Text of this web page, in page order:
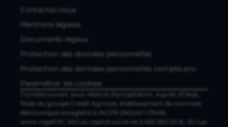
Contactez-nous
Mentions légales
Documents légaux
Protection des données personnelles
Protection des données personnelles compte pro
Paramétrer les cookies
Compte ouvert, sous réserve d'acceptation, auprès d'Okali,
filiale du groupe Crédit Agricole, établissement de monnaie
électronique enregistré à l'ACPR (REGAFI 17448,
www.regafi.fr), SAS au capital social de 5.660.962,00 €, 50 rue